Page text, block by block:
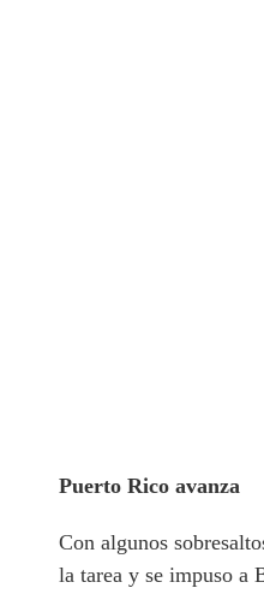
Puerto Rico avanza
Con algunos
la tarea y se impuso a